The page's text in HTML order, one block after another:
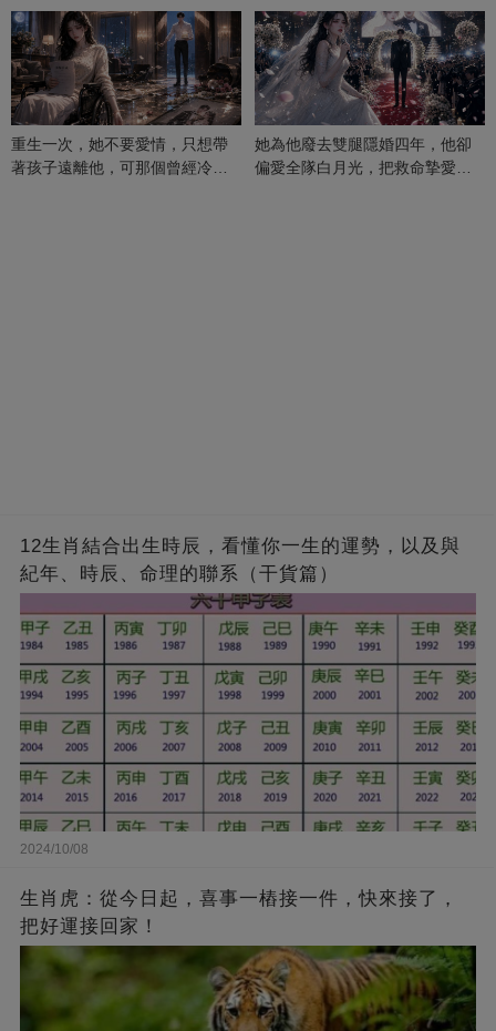
重生一次，她不要愛情，只想帶
著孩子遠離他，可那個曾經冷漠
她為他廢去雙腿隱婚四年，他卻
偏愛全隊白月光，把救命摯愛當
12生肖結合出生時辰，看懂你一生的運勢，以及與
紀年、時辰、命理的聯系（干貨篇）
2024/10/08
生肖虎：從今日起，喜事一樁接一件，快來接了，
把好運接回家！